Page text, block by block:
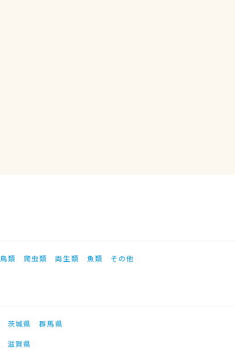
鳥類 爬虫類 両生類 魚類 その他
茨城県
群馬県
滋賀県